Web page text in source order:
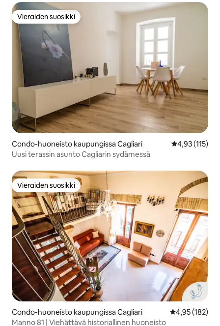
Vieraiden suosikki
Vieraiden suosikki
Condo-huoneisto kaupungissa Cagliari
4,93 (115)
Uusi terassin asunto Cagliarin sydämessä
Vieraiden suosikki
Vieraiden suosikki
Condo-huoneisto kaupungissa Cagliari
4,95 (182)
Manno 81 | Viehättävä historiallinen huoneisto